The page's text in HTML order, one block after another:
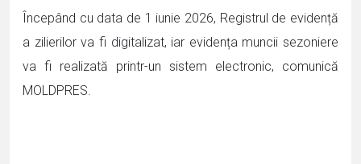
Începând cu data de 1 iunie 2026, Registrul de evidență
a zilierilor va fi digitalizat, iar evidența muncii sezoniere
va fi realizată printr-un sistem electronic, comunică
MOLDPRES.